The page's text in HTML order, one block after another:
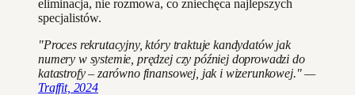
eliminacja, nie rozmowa, co zniechęca najlepszych
specjalistów.
"Proces rekrutacyjny, który traktuje kandydatów jak
numery w systemie, prędzej czy później doprowadzi do
katastrofy – zarówno finansowej, jak i wizerunkowej." —
Traffit, 2024